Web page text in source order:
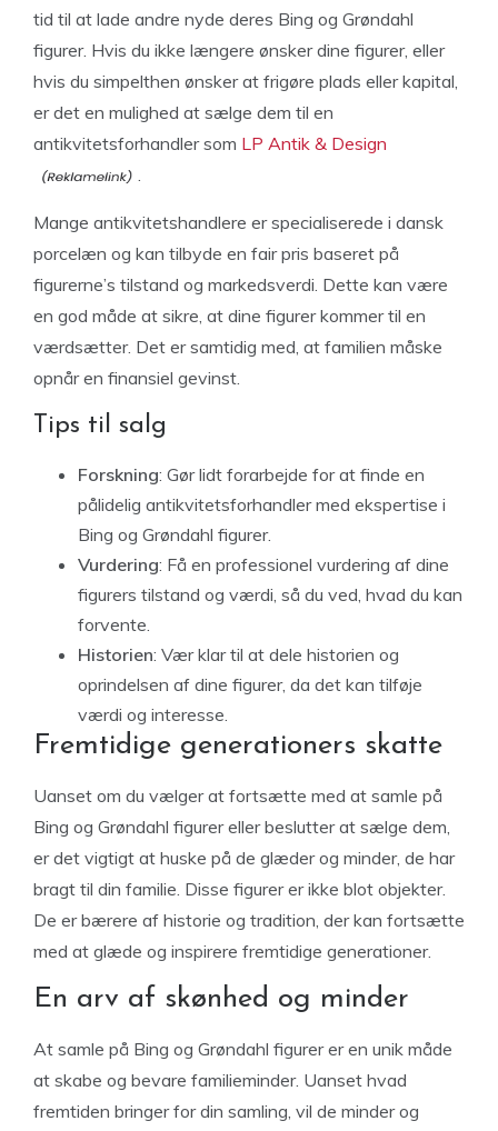
tid til at lade andre nyde deres Bing og Grøndahl
figurer. Hvis du ikke længere ønsker dine figurer, eller
hvis du simpelthen ønsker at frigøre plads eller kapital,
er det en mulighed at sælge dem til en
antikvitetsforhandler som LP Antik & Design
.
Mange antikvitetshandlere er specialiserede i dansk
porcelæn og kan tilbyde en fair pris baseret på
figurerne’s tilstand og markedsverdi. Dette kan være
en god måde at sikre, at dine figurer kommer til en
værdsætter. Det er samtidig med, at familien måske
opnår en finansiel gevinst.
Tips til salg
Forskning: Gør lidt forarbejde for at finde en
pålidelig antikvitetsforhandler med ekspertise i
Bing og Grøndahl figurer.
Vurdering: Få en professionel vurdering af dine
figurers tilstand og værdi, så du ved, hvad du kan
forvente.
Historien: Vær klar til at dele historien og
oprindelsen af dine figurer, da det kan tilføje
værdi og interesse.
Fremtidige generationers skatte
Uanset om du vælger at fortsætte med at samle på
Bing og Grøndahl figurer eller beslutter at sælge dem,
er det vigtigt at huske på de glæder og minder, de har
bragt til din familie. Disse figurer er ikke blot objekter.
De er bærere af historie og tradition, der kan fortsætte
med at glæde og inspirere fremtidige generationer.
En arv af skønhed og minder
At samle på Bing og Grøndahl figurer er en unik måde
at skabe og bevare familieminder. Uanset hvad
fremtiden bringer for din samling, vil de minder og